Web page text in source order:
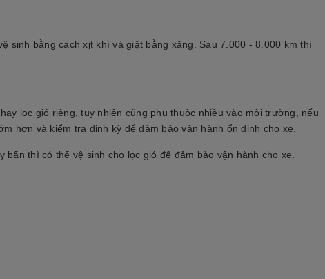
sinh bằng cách xịt khí và giặt bằng xăng. Sau 7.000 - 8.000 km thì
lọc gió riêng, tuy nhiên cũng phụ thuộc nhiều vào môi trường, nếu
hơn và kiểm tra định kỳ để đảm bảo vận hành ổn định cho xe.
thì có thể vệ sinh cho lọc gió để đảm bảo vận hành cho xe.